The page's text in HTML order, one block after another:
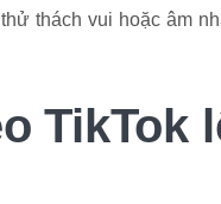
thách vui hoặc âm
TikTok